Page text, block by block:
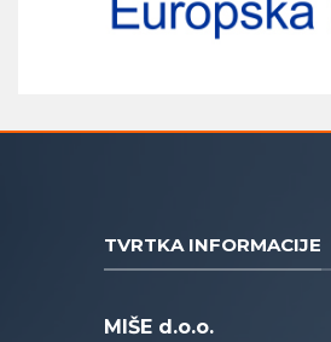
TVRTKA INFORMACIJE
MIŠE d.o.o.